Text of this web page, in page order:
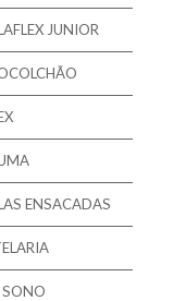
Criança e Bebé
Medicinais
NATURE
SOFT
JUNIOR
ENSACADAS